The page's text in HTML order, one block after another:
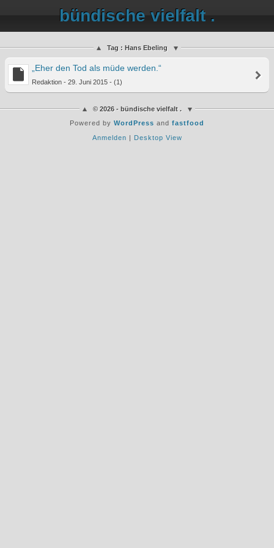
bündische vielfalt .
Tag : Hans Ebeling
„Eher den Tod als müde werden.“
Redaktion - 29. Juni 2015 - (1)
© 2026 - bündische vielfalt .
Powered by WordPress and fastfood
Anmelden | Desktop View